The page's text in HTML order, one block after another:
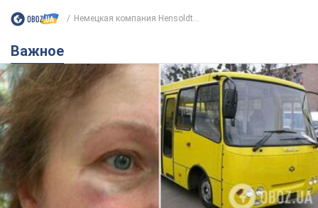
Немецкая компания Hensoldt...
Важное